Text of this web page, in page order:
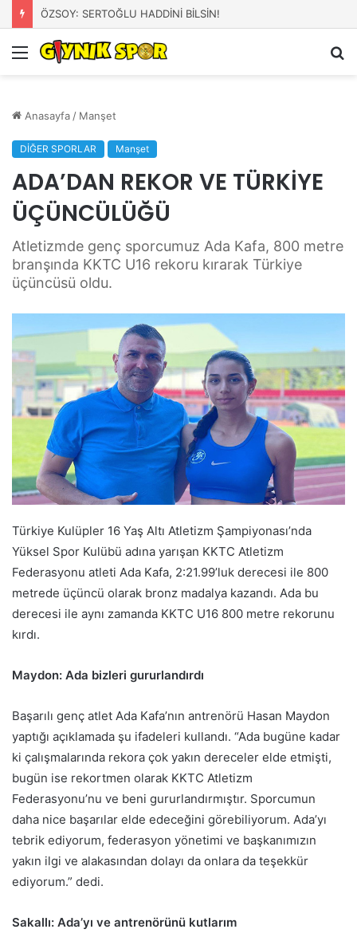
ÖZSOY: SERTOĞLU HADDİNİ BİLSİN!
Menü
Anasayfa / Manşet
DİĞER SPORLAR Manşet
ADA’DAN REKOR VE TÜRKİYE
ÜÇÜNCÜLÜĞÜ
Atletizmde genç sporcumuz Ada Kafa, 800 metre
branşında KKTC U16 rekoru kırarak Türkiye
üçüncüsü oldu.
Türkiye Kulüpler 16 Yaş Altı Atletizm Şampiyonası’nda
Yüksel Spor Kulübü adına yarışan KKTC Atletizm
Federasyonu atleti Ada Kafa, 2:21.99’luk derecesi ile 800
metrede üçüncü olarak bronz madalya kazandı. Ada bu
derecesi ile aynı zamanda KKTC U16 800 metre rekorunu
kırdı.
Maydon: Ada bizleri gururlandırdı
Başarılı genç atlet Ada Kafa’nın antrenörü Hasan Maydon
yaptığı açıklamada şu ifadeleri kullandı. “Ada bugüne kadar
ki çalışmalarında rekora çok yakın dereceler elde etmişti,
bugün ise rekortmen olarak KKTC Atletizm
Federasyonu’nu ve beni gururlandırmıştır. Sporcumun
daha nice başarılar elde edeceğini görebiliyorum. Ada’yı
tebrik ediyorum, federasyon yönetimi ve başkanımızın
yakın ilgi ve alakasından dolayı da onlara da teşekkür
ediyorum.” dedi.
Sakallı: Ada’yı ve antrenörünü kutlarım